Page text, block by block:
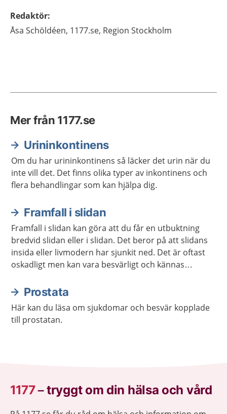
Redaktör:
Åsa Schöldéen, 1177.se, Region Stockholm
Mer från 1177.se
Urininkontinens
Om du har urininkontinens så läcker det urin när du
inte vill det. Det finns olika typer av inkontinens och
flera behandlingar som kan hjälpa dig.
Framfall i slidan
Framfall i slidan kan göra att du får en utbuktning
bredvid slidan eller i slidan. Det beror på att slidans
insida eller livmodern har sjunkit ned. Det är oftast
oskadligt men kan vara besvärligt och kännas
Prostata
Här kan du läsa om sjukdomar och besvär kopplade
till prostatan.
1177–tryggt om din hälsa och vård